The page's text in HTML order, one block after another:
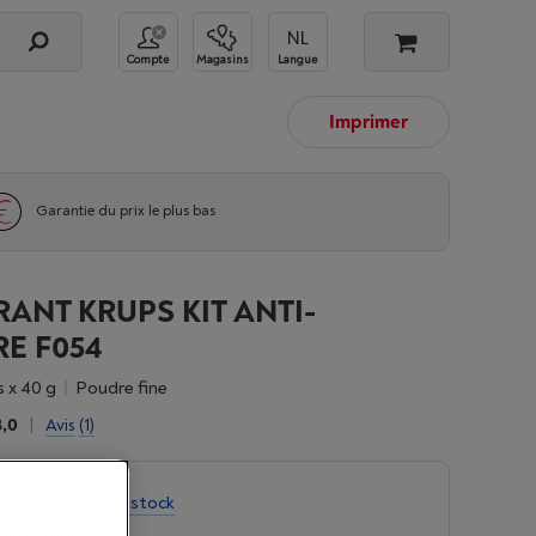
Compte Magasins Langue
Imprimer
Garantie du prix le plus bas
KRUPS KIT ANTI-
F054
x 40 g
Poudre fine
| Avis (1)
Voir le stock